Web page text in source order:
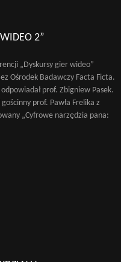
2”
„Dyskursy gier wideo”
Ośrodek Badawczy Facta Ficta.
prof. Zbigniew Pasek.
prof. Pawła Frelika z
„Cyfrowe narzędzia pana: